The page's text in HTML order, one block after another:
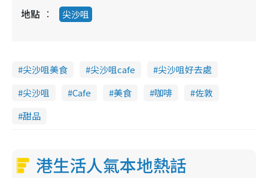
地點 尖沙咀
尖沙咀美食 尖沙咀cafe
尖沙咀好去處
尖沙咀
Cafe 美食 咖啡
佐敦
甜品
港生活人氣本地熱話